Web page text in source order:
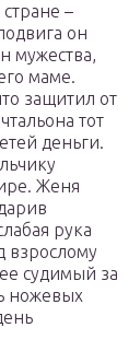
–
он
мужества,
маме.
защитил от
тот
деньги.
Женя
рука
взрослому
судимый за
ножевых